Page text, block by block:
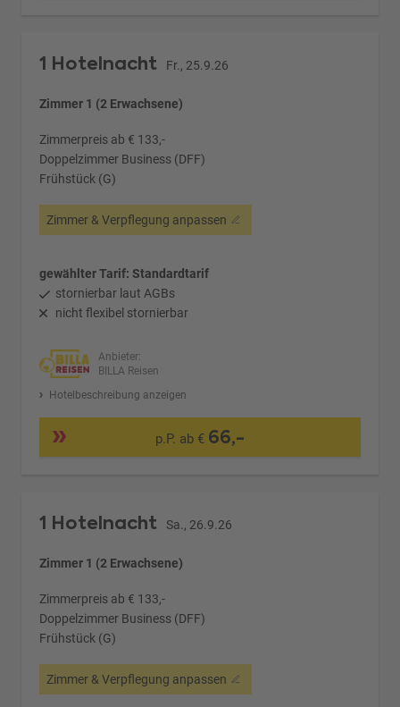
1 Hotelnacht Fr., 25.9.26
Zimmer 1 (2 Erwachsene)
Zimmerpreis ab € 133,-
Doppelzimmer Business (DFF)
Frühstück (G)
Zimmer & Verpflegung anpassen
gewählter Tarif: Standardtarif
stornierbar laut AGBs
nicht flexibel stornierbar
Anbieter:
BILLA Reisen
Hotelbeschreibung anzeigen
p.P. ab € 66,-
1 Hotelnacht Sa., 26.9.26
Zimmer 1 (2 Erwachsene)
Zimmerpreis ab € 133,-
Doppelzimmer Business (DFF)
Frühstück (G)
Zimmer & Verpflegung anpassen